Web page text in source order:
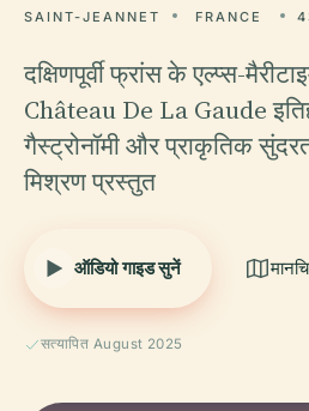
SAINT-JEANNET FRANCE
दक्षिणपूर्वी फ्रांस के एल्प्स-
Château De La Gaude
गैस्ट्रोनॉमी और प्राकृतिक
मिश्रण प्रस्तुत
ऑडियो गाइड सुनें
सत्यापित August 2025